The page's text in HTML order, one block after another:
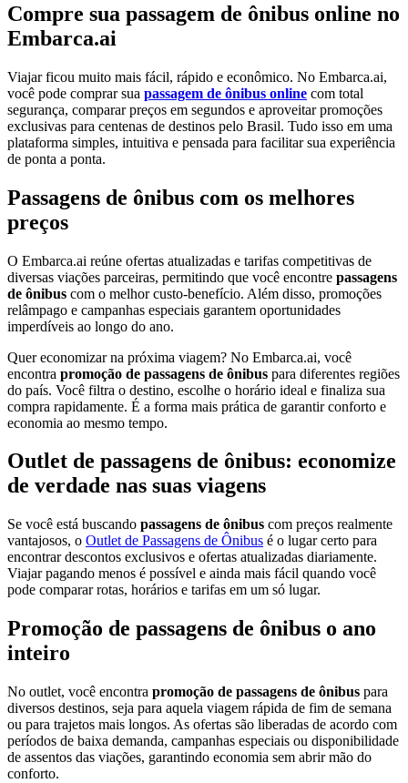
Compre sua passagem de ônibus online no
Embarca.ai
Viajar ficou muito mais fácil, rápido e econômico. No Embarca.ai,
você pode comprar sua passagem de ônibus online com total
segurança, comparar preços em segundos e aproveitar promoções
exclusivas para centenas de destinos pelo Brasil. Tudo isso em uma
plataforma simples, intuitiva e pensada para facilitar sua experiência
de ponta a ponta.
Passagens de ônibus com os melhores
preços
O Embarca.ai reúne ofertas atualizadas e tarifas competitivas de
diversas viações parceiras, permitindo que você encontre passagens
de ônibus com o melhor custo-benefício. Além disso, promoções
relâmpago e campanhas especiais garantem oportunidades
imperdíveis ao longo do ano.
Quer economizar na próxima viagem? No Embarca.ai, você
encontra promoção de passagens de ônibus para diferentes regiões
do país. Você filtra o destino, escolhe o horário ideal e finaliza sua
compra rapidamente. É a forma mais prática de garantir conforto e
economia ao mesmo tempo.
Outlet de passagens de ônibus: economize
de verdade nas suas viagens
Se você está buscando passagens de ônibus com preços realmente
vantajosos, o Outlet de Passagens de Ônibus é o lugar certo para
encontrar descontos exclusivos e ofertas atualizadas diariamente.
Viajar pagando menos é possível e ainda mais fácil quando você
pode comparar rotas, horários e tarifas em um só lugar.
Promoção de passagens de ônibus o ano
inteiro
No outlet, você encontra promoção de passagens de ônibus para
diversos destinos, seja para aquela viagem rápida de fim de semana
ou para trajetos mais longos. As ofertas são liberadas de acordo com
períodos de baixa demanda, campanhas especiais ou disponibilidade
de assentos das viações, garantindo economia sem abrir mão do
conforto.